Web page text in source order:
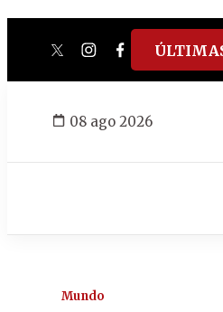
twitterinstagram
facebook
tiktok
08 ago 2026
Mundo